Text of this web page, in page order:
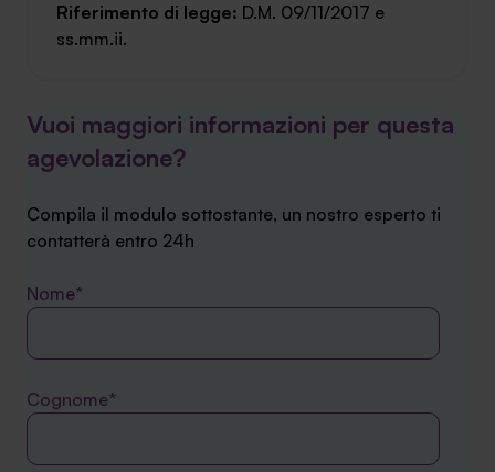
Riferimento di legge: D.M. 09/11/2017 e
ss.mm.ii.
Vuoi maggiori informazioni per questa
agevolazione?
Compila il modulo sottostante, un nostro esperto ti
contatterà entro 24h
Nome*
Cognome*